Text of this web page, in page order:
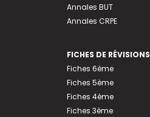
Annales BUT
Annales CRPE
FICHES DE RÉVISIONS
Fiches 6ème
Fiches 5ème
Fiches 4ème
Fiches 3ème